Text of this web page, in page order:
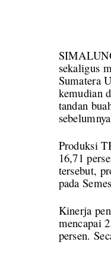
sekaligus
Sumatera
kemudian
tandan
Produksi
16,71
tersebut,
pada
Kinerja
mencapai
persen.